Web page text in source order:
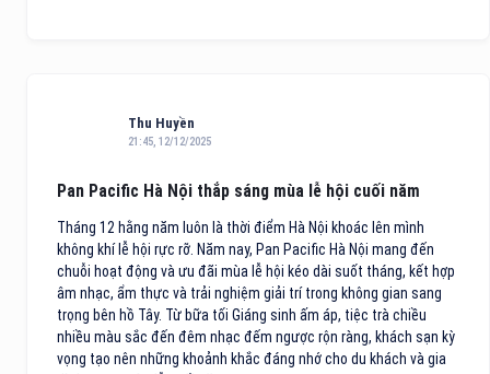
Thu Huyền
21:45, 12/12/2025
Pan Pacific Hà Nội thắp sáng mùa lễ hội cuối năm
Tháng 12 hằng năm luôn là thời điểm Hà Nội khoác lên mình
không khí lễ hội rực rỡ. Năm nay, Pan Pacific Hà Nội mang đến
chuỗi hoạt động và ưu đãi mùa lễ hội kéo dài suốt tháng, kết hợp
âm nhạc, ẩm thực và trải nghiệm giải trí trong không gian sang
trọng bên hồ Tây. Từ bữa tối Giáng sinh ấm áp, tiệc trà chiều
nhiều màu sắc đến đêm nhạc đếm ngược rộn ràng, khách sạn kỳ
vọng tạo nên những khoảnh khắc đáng nhớ cho du khách và gia